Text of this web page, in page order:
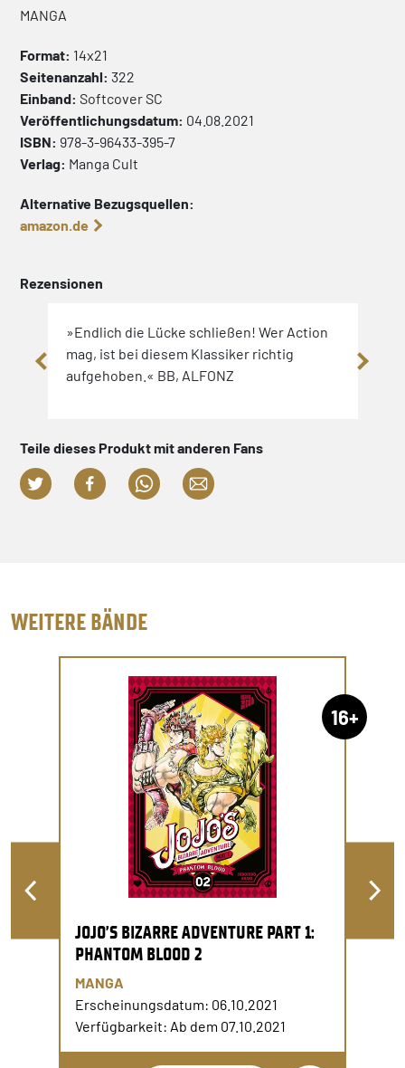
MANGA
Format: 14x21
Seitenanzahl: 322
Einband: SoftcoverSC
Veröffentlichungsdatum: 04.08.2021
ISBN: 978-3-96433-395-7
Verlag: Manga Cult
Alternative Bezugsquellen:
amazon.de
Rezensionen
»Endlich die Lücke schließen! Wer Action
mag, ist bei diesem Klassiker richtig
aufgehoben.« BB, ALFONZ
Teile dieses Produkt mit anderen Fans
WEITERE BÄNDE
16+
JOJO’S BIZARRE ADVENTURE PART 1:
PHANTOM BLOOD 2
MANGA
Erscheinungsdatum: 06.10.2021
Verfügbarkeit: Ab dem 07.10.2021